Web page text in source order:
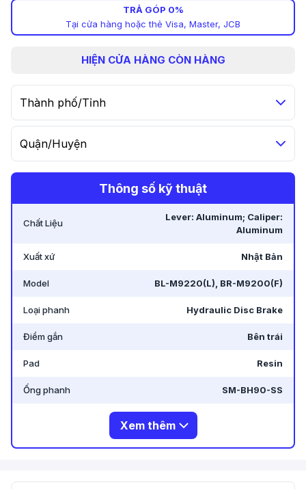
TRẢ GÓP 0%
Tại cửa hàng hoặc thẻ Visa, Master, JCB
HIỆN CỬA HÀNG CÒN HÀNG
Thành phố/Tỉnh
Quận/Huyện
Thông số kỹ thuật
Chất Liệu
Lever: Aluminum; Caliper:
Aluminum
Xuất xứ Nhật Bản
Model BL-M9220(L), BR-M9200(F)
Loại phanh Hydraulic Disc Brake
Điểm gắn Bên trái
Pad Resin
Ống phanh SM-BH90-SS
Xem thêm